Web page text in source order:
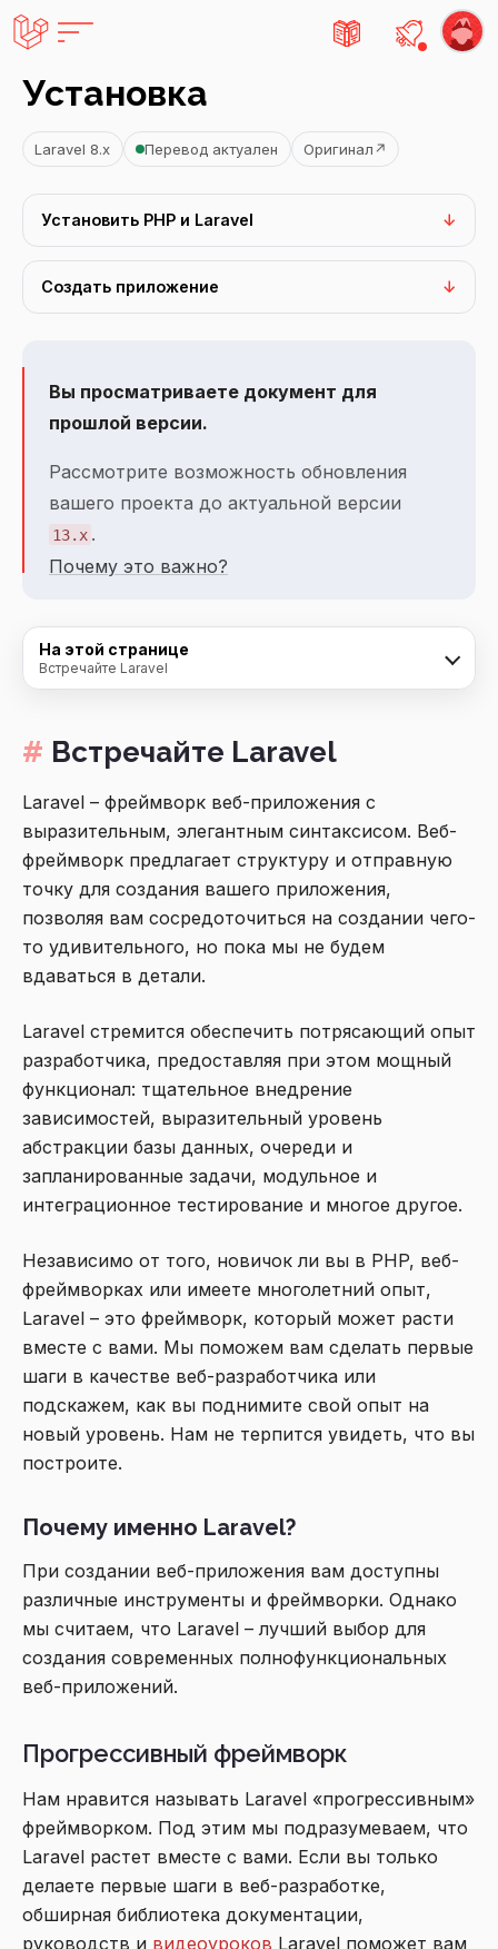
Есть не
Установка
Laravel 8.x Перевод актуален Оригинал ↗
Установить PHP и Laravel
Создать приложение
Вы просматриваете документ для
прошлой версии.
Рассмотрите возможность обновления
вашего проекта до актуальной версии
13.x .
Почему это важно?
На этой странице
Встречайте Laravel
Встречайте Laravel
Laravel – фреймворк веб-приложения с
выразительным, элегантным синтаксисом. Веб-
фреймворк предлагает структуру и отправную
точку для создания вашего приложения,
позволяя вам сосредоточиться на создании чего-
то удивительного, но пока мы не будем
вдаваться в детали.
Laravel стремится обеспечить потрясающий опыт
разработчика, предоставляя при этом мощный
функционал: тщательное внедрение
зависимостей, выразительный уровень
абстракции базы данных, очереди и
запланированные задачи, модульное и
интеграционное тестирование и многое другое.
Независимо от того, новичок ли вы в PHP, веб-
фреймворках или имеете многолетний опыт,
Laravel – это фреймворк, который может расти
вместе с вами. Мы поможем вам сделать первые
шаги в качестве веб-разработчика или
подскажем, как вы поднимите свой опыт на
новый уровень. Нам не терпится увидеть, что вы
построите.
Почему именно Laravel?
При создании веб-приложения вам доступны
различные инструменты и фреймворки. Однако
мы считаем, что Laravel – лучший выбор для
создания современных полнофункциональных
веб-приложений.
Прогрессивный фреймворк
Нам нравится называть Laravel «прогрессивным»
фреймворком. Под этим мы подразумеваем, что
Laravel растет вместе с вами. Если вы только
делаете первые шаги в веб-разработке,
обширная библиотека документации,
руководств и видеоуроков Laravel поможет вам